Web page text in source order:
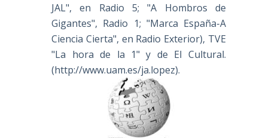
JAL", en Radio 5; "A Hombros de
Gigantes", Radio 1; "Marca España-A
Ciencia Cierta", en Radio Exterior), TVE
"La hora de la 1" y de El Cultural.
(http://www.uam.es/ja.lopez).